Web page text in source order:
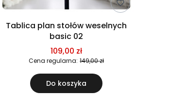
Tablica plan stołów weselnych
basic 02
109,00 zł
Cena regularna: 149,00 zł
Do koszyka